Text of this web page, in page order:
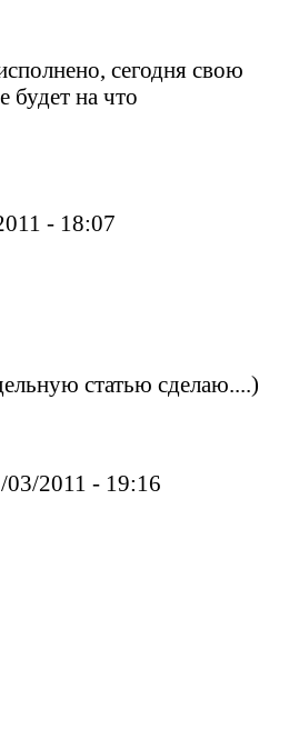
сегодня свою
будет на что
- 18:07
статью сделаю....)
2011 - 19:16